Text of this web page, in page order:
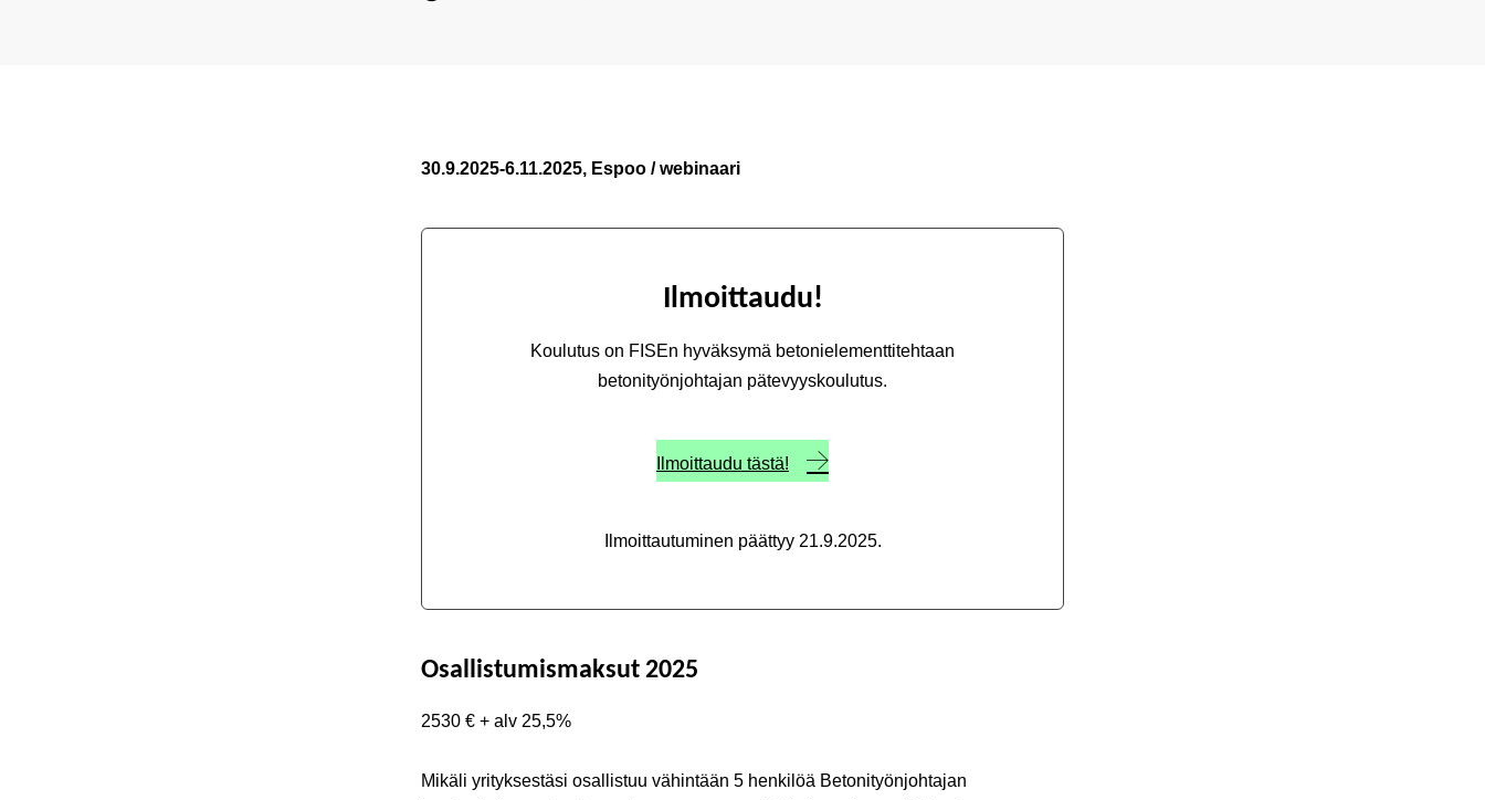
30.9.2025-6.11.2025, Espoo / webinaari
Ilmoittaudu!
Koulutus on FISEn hyväksymä betonielementtitehtaan
betonityönjohtajan pätevyyskoulutus.
Ilmoittaudu tästä!
Ilmoittautuminen päättyy 21.9.2025.
Osallistumismaksut 2025
2530 € + alv 25,5%
Mikäli yrityksestäsi osallistuu vähintään 5 henkilöä Betonityönjohtajan